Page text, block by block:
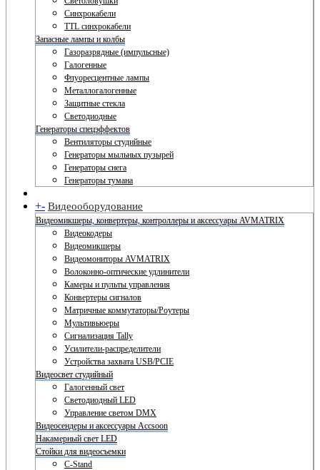
Синхрокабели
TTL синхрокабели
Запасные лампы и колбы
Газоразрядные (импульсные)
Галогенные
Флуоресцентные лампы
Металлогалогенные
Защитные стекла
Светодиодные
Генераторы спецэффектов
Вентиляторы студийные
Генераторы мыльных пузырей
Генераторы снега
Генераторы тумана
+- Видеооборудование
Видеомикшеры, конвертеры, контроллеры и аксессуары AVMATRIX
Видеокодеры
Видеомикшеры
Видеомониторы AVMATRIX
Волоконно-оптические удлинители
Камеры и пульты управления
Конвертеры сигналов
Матричные коммутаторы/Роутеры
Мультивьюеры
Сигнализация Tally
Усилители-распределители
Устройства захвата USB/PCIE
Видеосвет студийный
Галогенный свет
Светодиодный LED
Управление светом DMX
Видеосендеры и аксессуары Accsoon
Накамерный свет LED
Стойки для видеосъемки
C-Stand